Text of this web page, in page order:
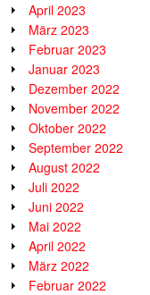
April 2023
März 2023
Februar 2023
Januar 2023
Dezember 2022
November 2022
Oktober 2022
September 2022
August 2022
Juli 2022
Juni 2022
Mai 2022
April 2022
März 2022
Februar 2022